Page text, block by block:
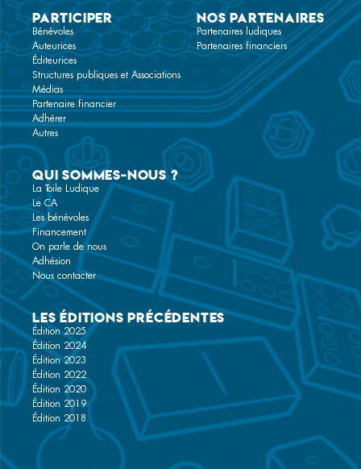
Participer
Bénévoles
Auteurices
Éditeurices
Structures publiques et Associations
Médias
Partenaire financier
Adhérer
Autres
Nos partenaires
Partenaires ludiques
Partenaires financiers
Qui sommes-nous ?
La Toile Ludique
Le CA
Les bénévoles
Financement
On parle de nous
Adhésion
Nous contacter
Les éditions précédentes
Édition 2025
Édition 2024
Édition 2023
Édition 2022
Édition 2020
Édition 2019
Édition 2018